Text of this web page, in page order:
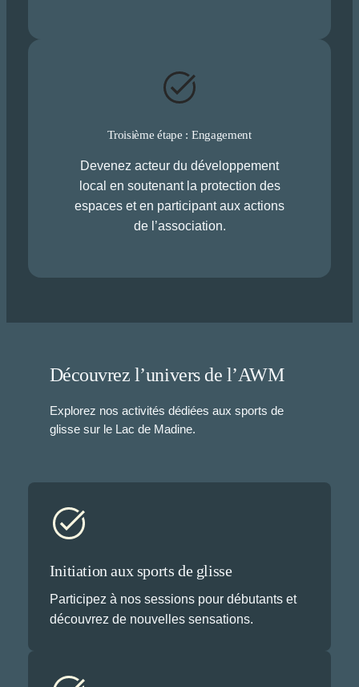
Troisième étape : Engagement
Devenez acteur du développement
local en soutenant la protection des
espaces et en participant aux actions
de l’association.
Découvrez l’univers de l’AWM
Explorez nos activités dédiées aux sports de
glisse sur le Lac de Madine.
Initiation aux sports de glisse
Participez à nos sessions pour débutants et
découvrez de nouvelles sensations.